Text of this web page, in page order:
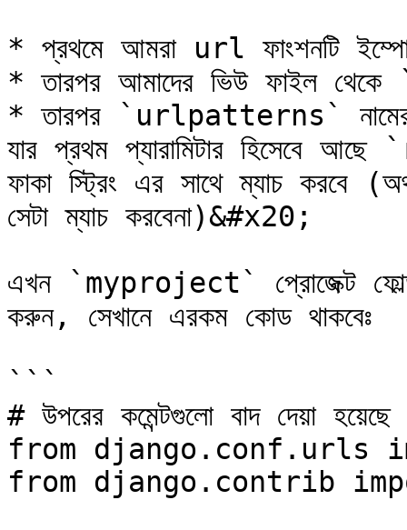
* প্রথমে আমরা url ফাংশনটি
* তারপর আমাদের ভিউ ফাইল
* তারপর `urlpatterns` নামের
যার প্রথম প্যারামিটার হিসেবে
ফাকা স্ট্রিং এর সাথে ম্যাচ করবে
সেটা ম্যাচ করবেনা)&#x20;
এখন `myproject` প্রোজেক্ট
করুন, সেখানে এরকম কোড থাকবেঃ
```
# উপরের কমেন্টগুলো বাদ দেয়া হয়েছে
from django.conf.urls
from django.contrib